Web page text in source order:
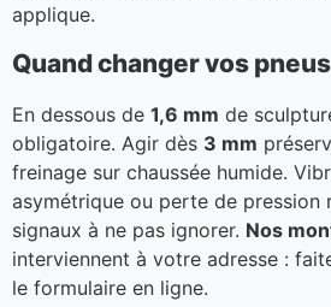
applique.
Quand changer vos
En dessous de 1,6 mm de
obligatoire. Agir dès 3 mm
freinage sur chaussée humide.
asymétrique ou perte de pression
signaux à ne pas ignorer. Nos
interviennent à votre adresse :
le formulaire en ligne.